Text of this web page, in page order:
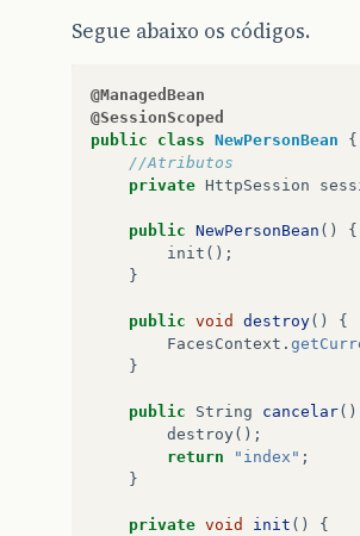
Segue abaixo os códigos.
@ManagedBean
@SessionScoped
public
class NewPersonBean
{
//Atributos
private HttpSession
public NewPersonBean ()
{
init ();
}
public void destroy()
{
FacesContext .
}
public String cancelar()
destroy();
return
"index" ;
}
private void init ()
{